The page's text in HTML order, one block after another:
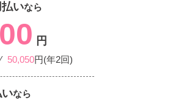
いなら
円
50,050円(年2回)
なら